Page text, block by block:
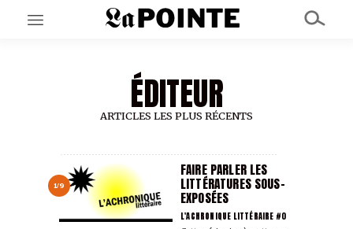
EN CE MOMENT
GRAND ANGLE
AU LARGE
À PROPOS
ÉDITEUR
ARTICLES LES PLUS RÉCENTS
1/9
FAIRE PARLER LES
LITTÉRATURES SOUS-
EXPOSÉES
L'ACHRONIQUE LITTÉRAIRE #0